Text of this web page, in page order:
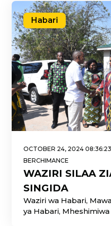
Habari
OCTOBER 24, 2024 08:36:23
BERCHIMANCE
WAZIRI SILAA
SINGIDA
Waziri wa Habari,
ya Habari,